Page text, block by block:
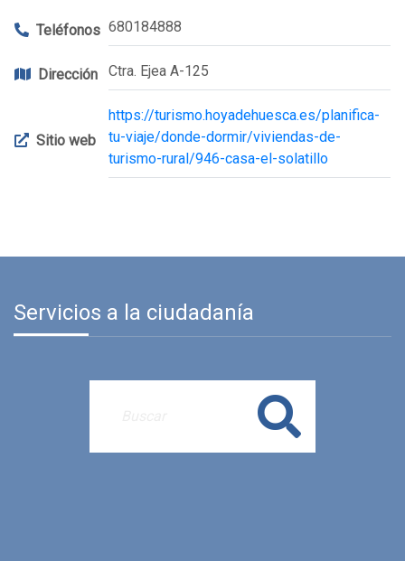
Teléfonos 680184888
Dirección Ctra. Ejea A-125
Sitio web
https://turismo.hoyadehuesca.es/planifica-
tu-viaje/donde-dormir/viviendas-de-
turismo-rural/946-casa-el-solatillo
Servicios a la ciudadanía
Buscar